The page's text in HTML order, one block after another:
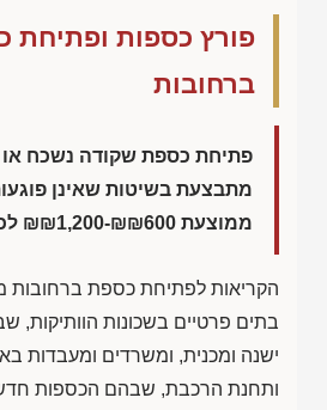
פורץ כספות ופתיחת
ברחובות
פתיחת כספת שקודה נשכח
מתבצעת בשיטות שאינן
ממוצעת ₪₪1,200-₪₪600
הקריאות לפתיחת כספת ברחובות
בתים פרטיים בשכונות הוותיקות,
ישנה ומכנית, ומשרדים ומעבדות
ותחנת הרכבת, שבהם הכספות